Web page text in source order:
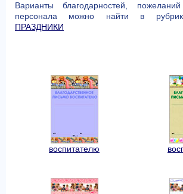
Варианты благодарностей,
персонала можно найти в
ПРАЗДНИКИ
воспитателю